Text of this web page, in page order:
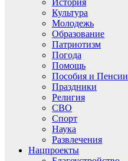
История
Культура
Молодежь
Образование
Патриотизм
Погода
Помощь
Пособия и Пенсии
Праздники
Религия
СВО
Спорт
Наука
Развлечения
Нацпроекты